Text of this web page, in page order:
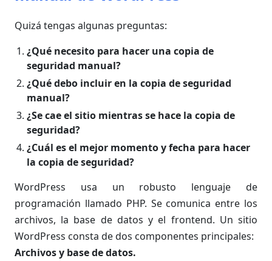
Quizá tengas algunas preguntas:
¿Qué necesito para hacer una copia de
seguridad manual?
¿Qué debo incluir en la copia de seguridad
manual?
¿Se cae el sitio mientras se hace la copia de
seguridad?
¿Cuál es el mejor momento y fecha para hacer
la copia de seguridad?
WordPress usa un robusto lenguaje de
programación llamado PHP. Se comunica entre los
archivos, la base de datos y el frontend. Un sitio
WordPress consta de dos componentes principales:
Archivos y base de datos.